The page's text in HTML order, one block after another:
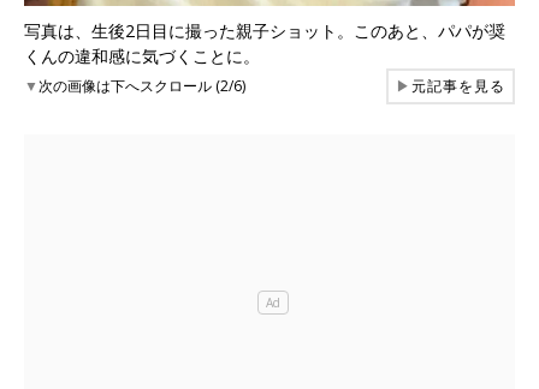
写真は、生後2日目に撮った親子ショット。このあと、パパが奨
くんの違和感に気づくことに。
▼次の画像は下へスクロール (2/6) ▶元記事を見る